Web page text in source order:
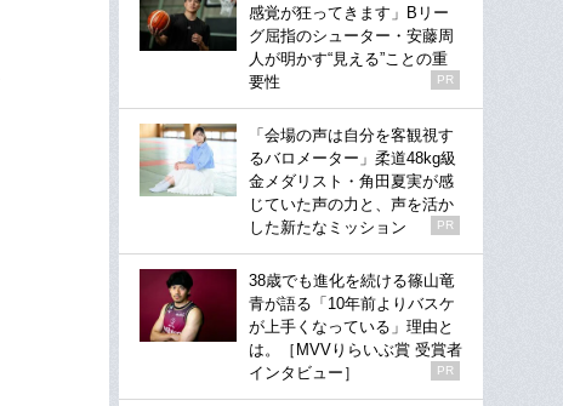
感覚が狂ってきます」Bリー
グ屈指のシューター・安藤周
人が明かす“見える”ことの重
要性
PR
「会場の声は自分を客観視す
るバロメーター」柔道48kg級
金メダリスト・角田夏実が感
じていた声の力と、声を活か
した新たなミッション
PR
38歳でも進化を続ける篠山竜
青が語る「10年前よりバスケ
が上手くなっている」理由と
は。［MVVりらいぶ賞 受賞者
インタビュー］
PR